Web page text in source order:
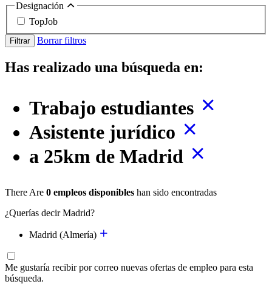
Designación
TopJob
Filtrar Borrar filtros
Has realizado una búsqueda en:
Trabajo estudiantes
Asistente jurídico
a 25km de Madrid
There Are 0 empleos disponibles han sido encontradas
¿Querías decir Madrid?
Madrid (Almería)
Me gustaría recibir por correo nuevas ofertas de empleo para esta
búsqueda.